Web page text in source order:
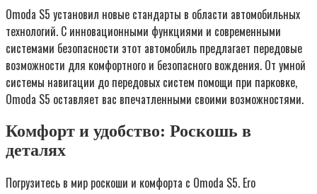
Omoda S5 установил новые стандарты в области автомобильных
технологий. С инновационными функциями и современными
системами безопасности этот автомобиль предлагает передовые
возможности для комфортного и безопасного вождения. От умной
системы навигации до передовых систем помощи при парковке,
Omoda S5 оставляет вас впечатленными своими возможностями.
Комфорт и удобство: Роскошь в
деталях
Погрузитесь в мир роскоши и комфорта с Omoda S5. Его